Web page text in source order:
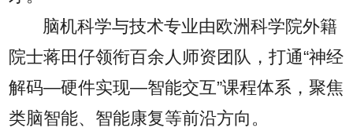
脑机科学与技术专业由欧洲科学院外籍
院士蒋田仔领衔百余人师资团队，打通“神经
解码—硬件实现—智能交互”课程体系，聚焦
类脑智能、智能康复等前沿方向。